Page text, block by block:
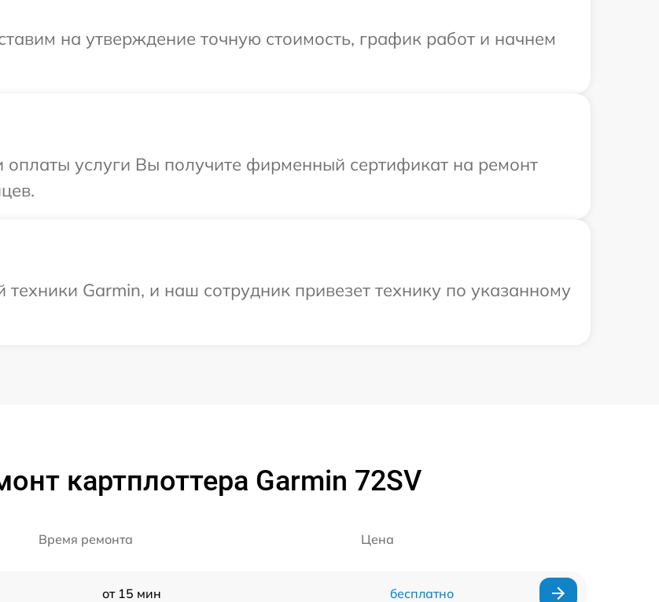
на утверждение точную стоимость, график работ и начнем
оплаты услуги Вы получите фирменный сертификат на ремонт
Garmin, и наш сотрудник привезет технику по указанному
картплоттера Garmin 72SV
Время ремонта Цена
от 15 мин бесплатно